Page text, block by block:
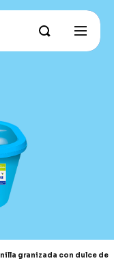
granizada con dulce de